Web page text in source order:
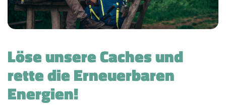
Löse unsere Caches und
rette die Erneuerbaren
Energien!